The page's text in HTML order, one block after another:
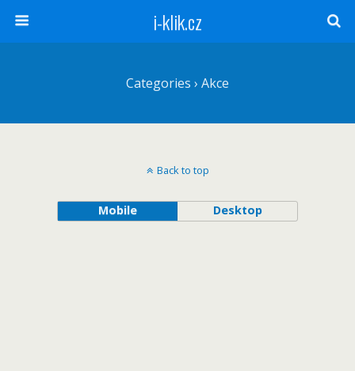
i-klik.cz
Categories › Akce
Back to top
Mobile Desktop